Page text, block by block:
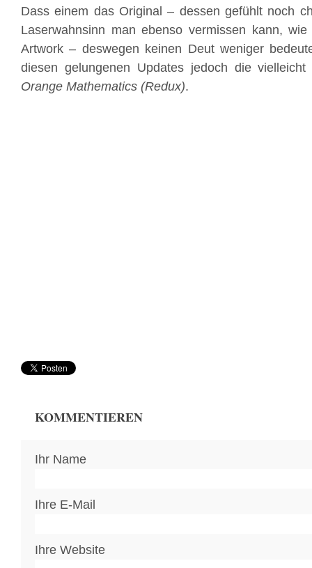
Dass einem das Original – dessen gefühlt noch
Laserwahnsinn man ebenso vermissen kann,
Artwork – deswegen keinen Deut weniger
diesen gelungenen Updates jedoch die
Orange Mathematics (Redux).
KOMMENTIEREN
Ihr Name
Ihre E-Mail
Ihre Website